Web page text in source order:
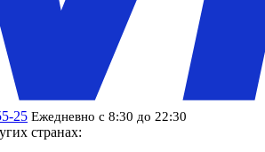
25 Ежедневно с 8:30 до 22:30
странах: